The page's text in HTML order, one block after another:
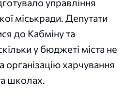
управління
міськради. Депутати
до Кабміну та
у бюджеті міста не
організацію харчування
школах.